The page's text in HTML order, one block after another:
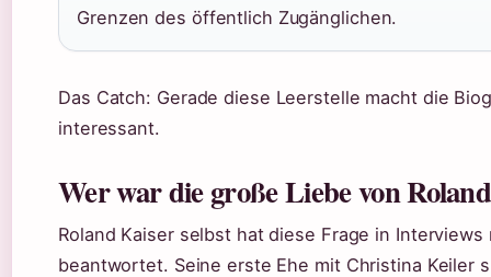
Grenzen des öffentlich Zugänglichen.
Das Catch: Gerade diese Leerstelle macht die
interessant.
Wer war die große Liebe von
Roland Kaiser selbst hat diese Frage in
beantwortet. Seine erste Ehe mit Christina Keiler